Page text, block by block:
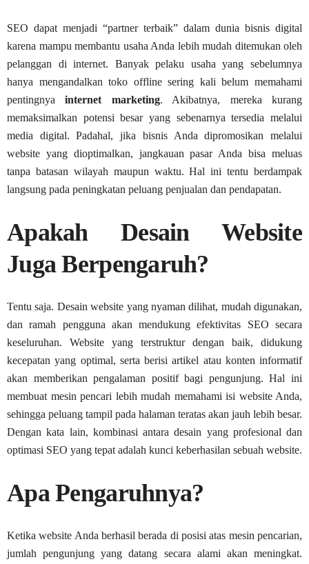
SEO dapat menjadi “partner terbaik” dalam dunia bisnis digital
karena mampu membantu usaha Anda lebih mudah ditemukan oleh
pelanggan di internet. Banyak pelaku usaha yang sebelumnya
hanya mengandalkan toko offline sering kali belum memahami
pentingnyainternet marketing. Akibatnya, mereka kurang
memaksimalkan potensi besar yang sebenarnya tersedia melalui
media digital. Padahal, jika bisnis Anda dipromosikan melalui
website yang dioptimalkan, jangkauan pasar Anda bisa meluas
tanpa batasan wilayah maupun waktu. Hal ini tentu berdampak
langsung pada peningkatan peluang penjualan dan pendapatan.
Apakah Desain Website
Juga Berpengaruh?
Tentu saja. Desain website yang nyaman dilihat, mudah digunakan,
dan ramah pengguna akan mendukung efektivitas SEO secara
keseluruhan. Website yang terstruktur dengan baik, didukung
kecepatan yang optimal, serta berisi artikel atau konten informatif
akan memberikan pengalaman positif bagi pengunjung. Hal ini
membuat mesin pencari lebih mudah memahami isi website Anda,
sehingga peluang tampil pada halaman teratas akan jauh lebih besar.
Dengan kata lain, kombinasi antara desain yang profesional dan
optimasi SEO yang tepat adalah kunci keberhasilan sebuah website.
Apa Pengaruhnya?
Ketika website Anda berhasil berada di posisi atas mesin pencarian,
jumlah pengunjung yang datang secara alami akan meningkat.